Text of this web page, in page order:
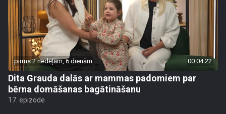
pirms 2 nedēļām, 6 dienām 00:04:22
Dita Grauda dalās ar mammas padomiem par
bērna domāšanas bagātināšanu
17. epizode